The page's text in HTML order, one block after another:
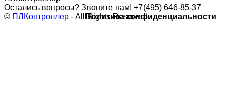
Остались вопросы? Звоните нам! +7(495) 646-85-37
© ПЛКонтроллер - All Rights Reserved
Политика конфиденциальности